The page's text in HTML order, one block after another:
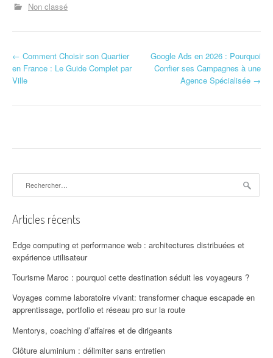
Non classé
N
a
a
t
i
o
n
d
'
a
r
← Comment Choisir son Quartier
en France : Le Guide Complet par
Ville
Google Ads en 2026 : Pourquoi
Confier ses Campagnes à une
Agence Spécialisée →
Articles récents
Edge computing et performance web : architectures distribuées et
expérience utilisateur
Tourisme Maroc : pourquoi cette destination séduit les voyageurs ?
Voyages comme laboratoire vivant: transformer chaque escapade en
apprentissage, portfolio et réseau pro sur la route
Mentorys, coaching d’affaires et de dirigeants
Clôture aluminium : délimiter sans entretien